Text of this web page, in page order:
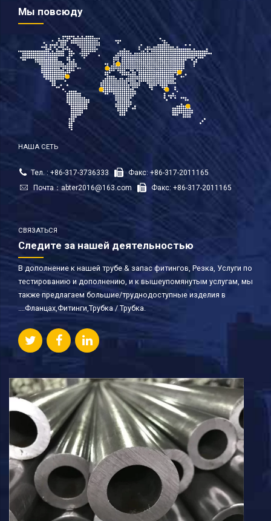
Мы повсюду
НАША СЕТЬ
Тел. : +86-317-3736333
Факс: +86-317-2011165
Почта： abter2016@163.com Факс: +86-317-2011165
СВЯЗАТЬСЯ
Следите за нашей деятельностью
В дополнение к нашей трубе & запас фитингов, Резка, Услуги по
тестированию и дополнению, и к вышеупомянутым услугам, мы
также предлагаем большие/труднодоступные изделия в
….Фланцах,Фитинги,Трубка / Трубка.